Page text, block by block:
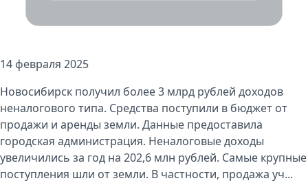
14 февраля 2025
Новосибирск получил более 3 млрд рублей доходов
неналогового типа. Средства поступили в бюджет от
продажи и аренды земли. Данные предоставила
городская администрация. Неналоговые доходы
увеличились за год на 202,6 млн рублей. Самые крупные
поступления шли от земли. В частности, продажа уч...